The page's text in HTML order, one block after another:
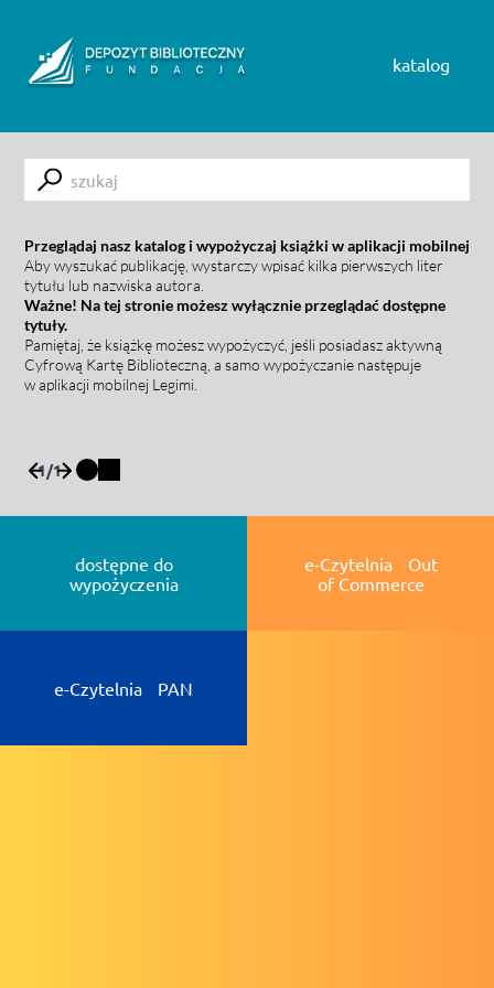
katalog
Submit
Przeglądaj nasz katalog i wypożyczaj książki w aplikacji mobilnej
Aby wyszukać publikację, wystarczy wpisać kilka pierwszych liter
tytułu lub nazwiska autora.
Ważne! Na tej stronie możesz wyłącznie przeglądać dostępne
tytuły.
Pamiętaj, że książkę możesz wypożyczyć, jeśli posiadasz aktywną
Cyfrową Kartę Biblioteczną, a samo wypożyczanie następuje
w aplikacji mobilnej Legimi.
1/1
dostępne do
wypożyczenia
e-Czytelnia Out
of Commerce
e-Czytelnia PAN